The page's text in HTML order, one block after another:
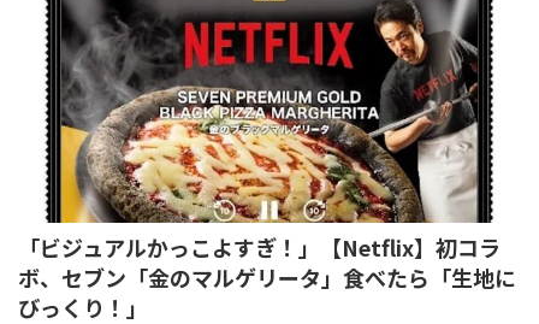
「ビジュアルかっこよすぎ！」【Netflix】初コラ
ボ、セブン「金のマルゲリータ」食べたら「生地に
びっくり！」